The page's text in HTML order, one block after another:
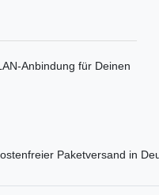
Anbindung für Deinen
Paketversand in